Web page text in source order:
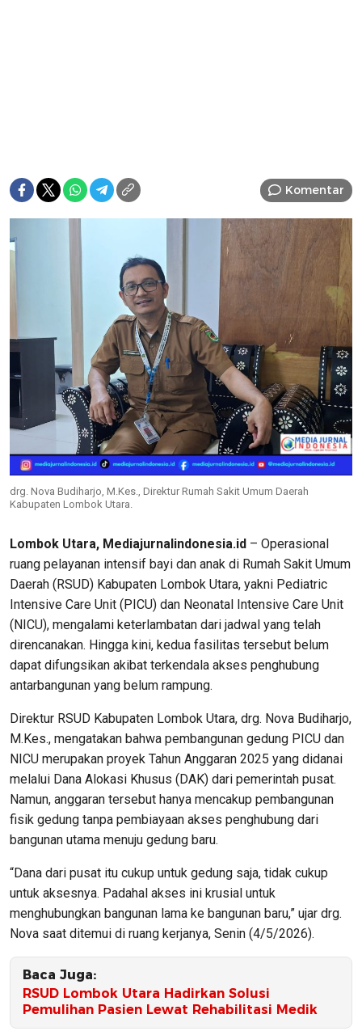
Komentar
drg. Nova Budiharjo, M.Kes., Direktur Rumah Sakit Umum Daerah
Kabupaten Lombok Utara.
Lombok Utara, Mediajurnalindonesia.id – Operasional
ruang pelayanan intensif bayi dan anak di Rumah Sakit Umum
Daerah (RSUD) Kabupaten Lombok Utara, yakni Pediatric
Intensive Care Unit (PICU) dan Neonatal Intensive Care Unit
(NICU), mengalami keterlambatan dari jadwal yang telah
direncanakan. Hingga kini, kedua fasilitas tersebut belum
dapat difungsikan akibat terkendala akses penghubung
antarbangunan yang belum rampung.
Direktur RSUD Kabupaten Lombok Utara, drg. Nova Budiharjo,
M.Kes., mengatakan bahwa pembangunan gedung PICU dan
NICU merupakan proyek Tahun Anggaran 2025 yang didanai
melalui Dana Alokasi Khusus (DAK) dari pemerintah pusat.
Namun, anggaran tersebut hanya mencakup pembangunan
fisik gedung tanpa pembiayaan akses penghubung dari
bangunan utama menuju gedung baru.
“Dana dari pusat itu cukup untuk gedung saja, tidak cukup
untuk aksesnya. Padahal akses ini krusial untuk
menghubungkan bangunan lama ke bangunan baru,” ujar drg.
Nova saat ditemui di ruang kerjanya, Senin (4/5/2026).
Baca Juga:
RSUD Lombok Utara Hadirkan Solusi
Pemulihan Pasien Lewat Rehabilitasi Medik